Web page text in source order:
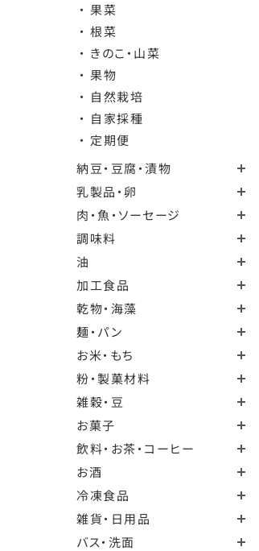
・ 果菜
・ 根菜
・ きのこ・山菜
・ 果物
・ 自然栽培
・ 自家採種
・ 定期便
納豆・豆腐・漬物
乳製品・卵
肉・魚・ソーセージ
調味料
油
加工食品
乾物・海藻
麺・パン
お米・もち
粉・製菓材料
雑穀・豆
お菓子
飲料・お茶・コーヒー
お酒
冷凍食品
雑貨・日用品
バス・洗面